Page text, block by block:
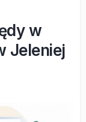
w
Jeleniej